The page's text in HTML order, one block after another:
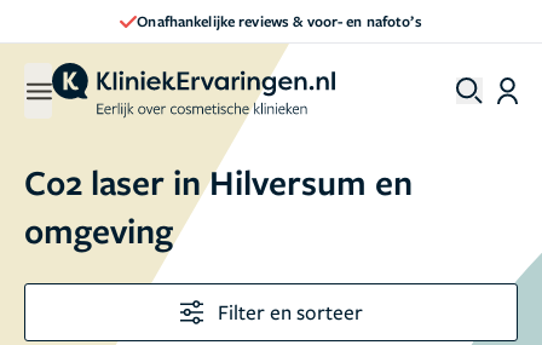
Onafhankelijke reviews & voor- en nafoto’s
Co2 laser in Hilversum en
omgeving
Filter en sorteer